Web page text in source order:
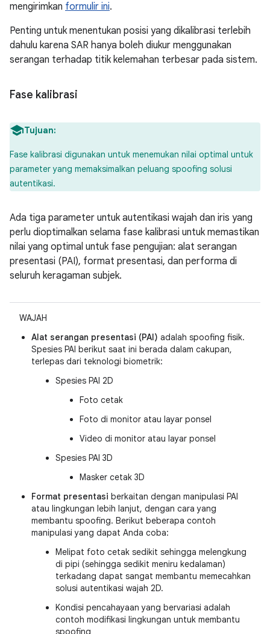
mengirimkan formulir ini.
Penting untuk menentukan posisi yang dikalibrasi terlebih
dahulu karena SAR hanya boleh diukur menggunakan
serangan terhadap titik kelemahan terbesar pada sistem.
Fase kalibrasi
Tujuan:
Fase kalibrasi digunakan untuk menemukan nilai optimal untuk
parameter yang memaksimalkan peluang spoofing solusi
autentikasi.
Ada tiga parameter untuk autentikasi wajah dan iris yang
perlu dioptimalkan selama fase kalibrasi untuk memastikan
nilai yang optimal untuk fase pengujian: alat serangan
presentasi (PAI), format presentasi, dan performa di
seluruh keragaman subjek.
WAJAH
Alat serangan presentasi (PAI) adalah spoofing fisik.
Spesies PAI berikut saat ini berada dalam cakupan,
terlepas dari teknologi biometrik:
Spesies PAI 2D
Foto cetak
Foto di monitor atau layar ponsel
Video di monitor atau layar ponsel
Spesies PAI 3D
Masker cetak 3D
Format presentasi berkaitan dengan manipulasi PAI
atau lingkungan lebih lanjut, dengan cara yang
membantu spoofing. Berikut beberapa contoh
manipulasi yang dapat Anda coba:
Melipat foto cetak sedikit sehingga melengkung
di pipi (sehingga sedikit meniru kedalaman)
terkadang dapat sangat membantu memecahkan
solusi autentikasi wajah 2D.
Kondisi pencahayaan yang bervariasi adalah
contoh modifikasi lingkungan untuk membantu
spoofing